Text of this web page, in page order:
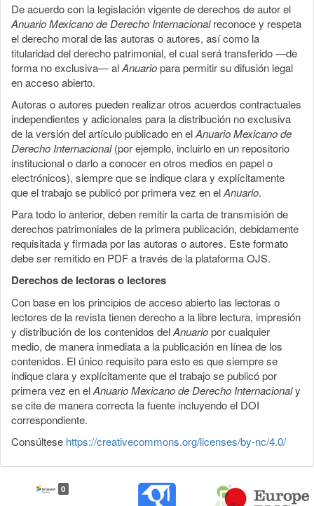
De acuerdo con la legislación vigente de derechos de autor el
Anuario Mexicano de Derecho Internacionalreconoce y respeta
el derecho moral de las autoras o autores, así como la
titularidad del derecho patrimonial, el cual será transferido —de
forma no exclusiva— alAnuariopara permitir su difusión legal
en acceso abierto.
Autoras o autores pueden realizar otros acuerdos contractuales
independientes y adicionales para la distribución no exclusiva
de la versión del artículo publicado en elAnuario Mexicano de
Derecho Internacional(por ejemplo, incluirlo en un repositorio
institucional o darlo a conocer en otros medios en papel o
electrónicos), siempre que se indique clara y explícitamente
que el trabajo se publicó por primera vez en elAnuario.
Para todo lo anterior, deben remitir la carta de transmisión de
derechos patrimoniales de la primera publicación, debidamente
requisitada y firmada por las autoras o autores. Este formato
debe ser remitido en PDF a través de la plataforma OJS.
Derechos de lectoras o lectores
Con base en los principios de acceso abierto las lectoras o
lectores de la revista tienen derecho a la libre lectura, impresión
y distribución de los contenidos delAnuariopor cualquier
medio, de manera inmediata a la publicación en línea de los
contenidos. El único requisito para esto es que siempre se
indique clara y explícitamente que el trabajo se publicó por
primera vez en elAnuario Mexicano de Derecho Internacionaly
se cite de manera correcta la fuente incluyendo el DOI
correspondiente.
Consúltese https://creativecommons.org/licenses/by-nc/4.0/
0